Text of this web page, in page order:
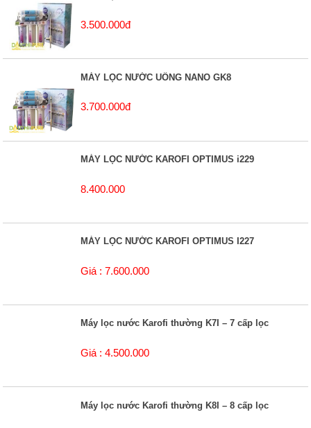
3.500.000đ
MÁY LỌC NƯỚC UỐNG NANO GK8
3.700.000đ
MÁY LỌC NƯỚC KAROFI OPTIMUS i229
8.400.000
MÁY LỌC NƯỚC KAROFI OPTIMUS I227
Giá : 7.600.000
Máy lọc nước Karofi thường K7I – 7 cấp lọc
Giá : 4.500.000
Máy lọc nước Karofi thường K8I – 8 cấp lọc